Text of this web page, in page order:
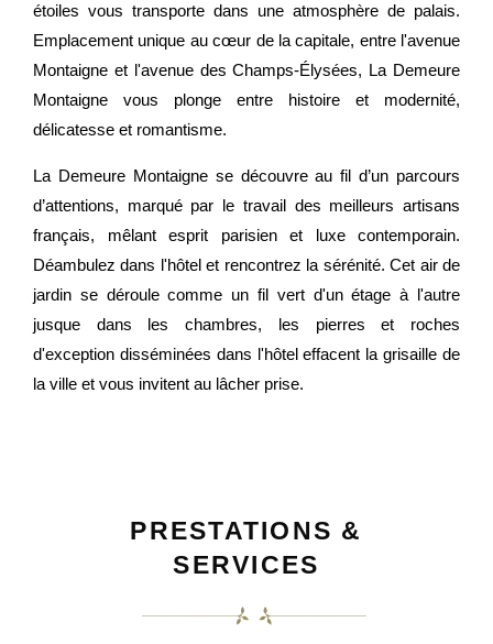
étoiles vous transporte dans une atmosphère de palais.
Emplacement unique au cœur de la capitale, entre l'avenue
Montaigne et l'avenue des Champs-Élysées, La Demeure
Montaigne vous plonge entre histoire et modernité,
délicatesse et romantisme.
La Demeure Montaigne se découvre au fil d’un parcours
d’attentions, marqué par le travail des meilleurs artisans
français, mêlant esprit parisien et luxe contemporain.
Déambulez dans l'hôtel et rencontrez la sérénité. Cet air de
jardin se déroule comme un fil vert d'un étage à l'autre
jusque dans les chambres, les pierres et roches
d'exception disséminées dans l'hôtel effacent la grisaille de
la ville et vous invitent au lâcher prise.
PRESTATIONS &
SERVICES